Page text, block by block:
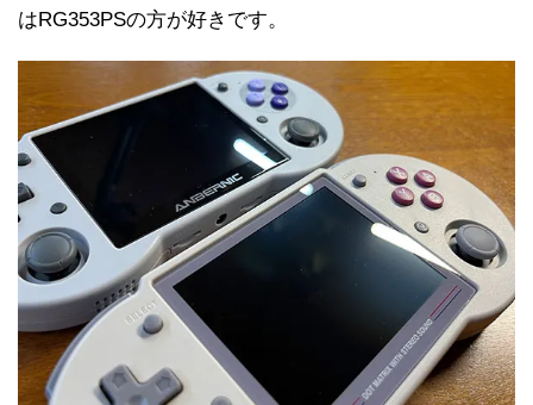
はRG353PSの方が好きです。